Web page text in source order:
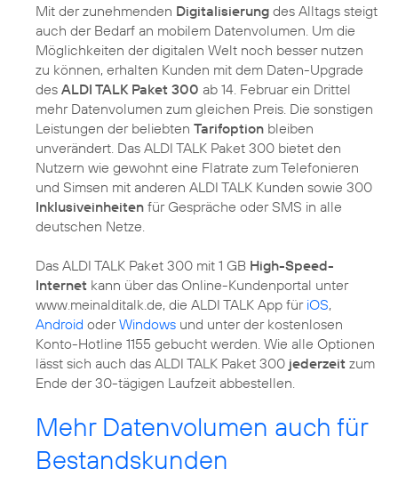
Mit der zunehmenden Digitalisierung des Alltags steigt
auch der Bedarf an mobilem Datenvolumen. Um die
Möglichkeiten der digitalen Welt noch besser nutzen
zu können, erhalten Kunden mit dem Daten-Upgrade
des ALDI TALK Paket 300 ab 14. Februar ein Drittel
mehr Datenvolumen zum gleichen Preis. Die sonstigen
Leistungen der beliebten Tarifoption bleiben
unverändert. Das ALDI TALK Paket 300 bietet den
Nutzern wie gewohnt eine Flatrate zum Telefonieren
und Simsen mit anderen ALDI TALK Kunden sowie 300
Inklusiveinheiten für Gespräche oder SMS in alle
deutschen Netze.
Das ALDI TALK Paket 300 mit 1 GB High-Speed-
Internet kann über das Online-Kundenportal unter
www.meinalditalk.de, die ALDI TALK App für iOS,
Android oderWindows und unter der kostenlosen
Konto-Hotline 1155 gebucht werden. Wie alle Optionen
lässt sich auch das ALDI TALK Paket 300 jederzeit zum
Ende der 30-tägigen Laufzeit abbestellen.
Mehr Datenvolumen auch für
Bestandskunden